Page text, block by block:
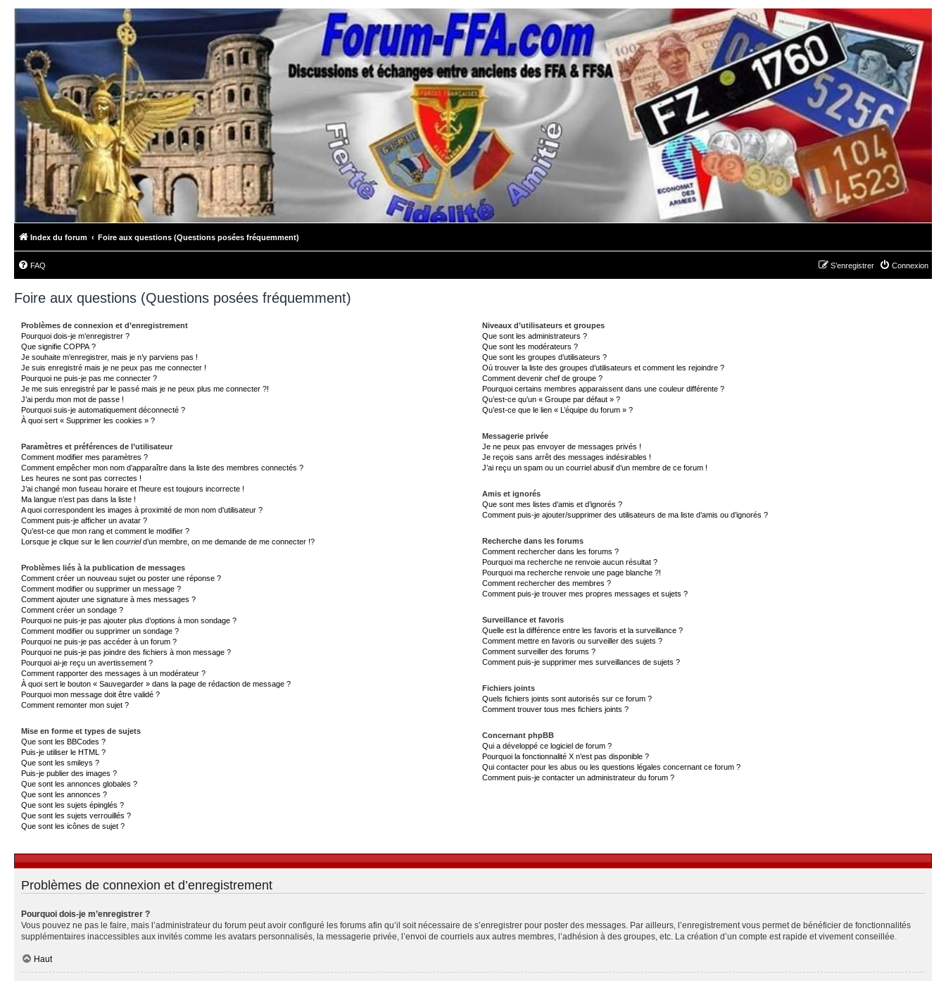
Index du forum Foire aux questions (Questions posées fréquemment)
FAQ Connexion
S’enregistrer
Foire aux questions (Questions posées fréquemment)
Problèmes de connexion et d’enregistrement
Pourquoi dois-je m’enregistrer ?
Que signifie COPPA ?
Je souhaite m’enregistrer, mais je n’y parviens pas !
Je suis enregistré mais je ne peux pas me connecter !
Pourquoi ne puis-je pas me connecter ?
Je me suis enregistré par le passé mais je ne peux plus me connecter ?!
J’ai perdu mon mot de passe !
Pourquoi suis-je automatiquement déconnecté ?
À quoi sert « Supprimer les cookies » ?
Paramètres et préférences de l’utilisateur
Comment modifier mes paramètres ?
Comment empêcher mon nom d’apparaître dans la liste des membres connectés ?
Les heures ne sont pas correctes !
J’ai changé mon fuseau horaire et l’heure est toujours incorrecte !
Ma langue n’est pas dans la liste !
A quoi correspondent les images à proximité de mon nom d’utilisateur ?
Comment puis-je afficher un avatar ?
Qu’est-ce que mon rang et comment le modifier ?
Lorsque je clique sur le lien courrield’un membre, on me demande de me connecter !?
Problèmes liés à la publication de messages
Comment créer un nouveau sujet ou poster une réponse ?
Comment modifier ou supprimer un message ?
Comment ajouter une signature à mes messages ?
Comment créer un sondage ?
Pourquoi ne puis-je pas ajouter plus d’options à mon sondage ?
Comment modifier ou supprimer un sondage ?
Pourquoi ne puis-je pas accéder à un forum ?
Pourquoi ne puis-je pas joindre des fichiers à mon message ?
Pourquoi ai-je reçu un avertissement ?
Comment rapporter des messages à un modérateur ?
À quoi sert le bouton « Sauvegarder » dans la page de rédaction de message ?
Pourquoi mon message doit être validé ?
Comment remonter mon sujet ?
Mise en forme et types de sujets
Que sont les BBCodes ?
Puis-je utiliser le HTML ?
Que sont les smileys ?
Puis-je publier des images ?
Que sont les annonces globales ?
Que sont les annonces ?
Que sont les sujets épinglés ?
Que sont les sujets verrouillés ?
Que sont les icônes de sujet ?
Niveaux d’utilisateurs et groupes
Que sont les administrateurs ?
Que sont les modérateurs ?
Que sont les groupes d’utilisateurs ?
Où trouver la liste des groupes d’utilisateurs et comment les rejoindre ?
Comment devenir chef de groupe ?
Pourquoi certains membres apparaissent dans une couleur différente ?
Qu’est-ce qu’un « Groupe par défaut » ?
Qu’est-ce que le lien « L’équipe du forum » ?
Messagerie privée
Je ne peux pas envoyer de messages privés !
Je reçois sans arrêt des messages indésirables !
J’ai reçu un spam ou un courriel abusif d’un membre de ce forum !
Amis et ignorés
Que sont mes listes d’amis et d’ignorés ?
Comment puis-je ajouter/supprimer des utilisateurs de ma liste d’amis ou d’ignorés ?
Recherche dans les forums
Comment rechercher dans les forums ?
Pourquoi ma recherche ne renvoie aucun résultat ?
Pourquoi ma recherche renvoie une page blanche ?!
Comment rechercher des membres ?
Comment puis-je trouver mes propres messages et sujets ?
Surveillance et favoris
Quelle est la différence entre les favoris et la surveillance ?
Comment mettre en favoris ou surveiller des sujets ?
Comment surveiller des forums ?
Comment puis-je supprimer mes surveillances de sujets ?
Fichiers joints
Quels fichiers joints sont autorisés sur ce forum ?
Comment trouver tous mes fichiers joints ?
Concernant phpBB
Qui a développé ce logiciel de forum ?
Pourquoi la fonctionnalité X n’est pas disponible ?
Qui contacter pour les abus ou les questions légales concernant ce forum ?
Comment puis-je contacter un administrateur du forum ?
Problèmes de connexion et d’enregistrement
Pourquoi dois-je m’enregistrer ?
Vous pouvez ne pas le faire, mais l’administrateur du forum peut avoir configuré les forums afin qu’il soit nécessaire de s’enregistrer pour poster des messages. Par ailleurs, l’enregistrement vous permet de bénéficier de fonctionnalités
supplémentaires inaccessibles aux invités comme les avatars personnalisés, la messagerie privée, l’envoi de courriels aux autres membres, l’adhésion à des groupes, etc. La création d’un compte est rapide et vivement conseillée.
Haut